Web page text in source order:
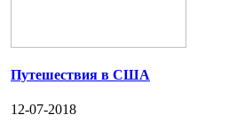
Путешествия в США
12-07-2018